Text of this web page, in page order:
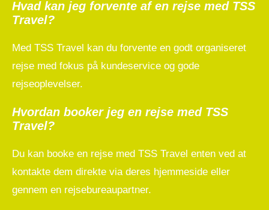
Hvad kan jeg forvente af en rejse med TSS
Travel?
Med TSS Travel kan du forvente en godt organiseret
rejse med fokus på kundeservice og gode
rejseoplevelser.
Hvordan booker jeg en rejse med TSS
Travel?
Du kan booke en rejse med TSS Travel enten ved at
kontakte dem direkte via deres hjemmeside eller
gennem en rejsebureaupartner.